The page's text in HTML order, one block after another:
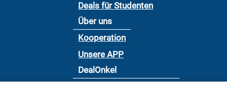
Deals für Studenten
Über uns
Kooperation
Unsere APP
DealOnkel